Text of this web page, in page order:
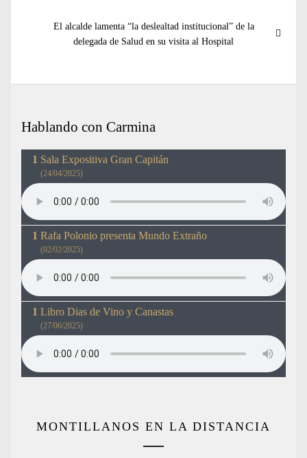
Entrada
siguiente:
El alcalde lamenta “la deslealtad institucional” de la
delegada de Salud en su visita al Hospital
Hablando con Carmina
Sala Expositiva Gran Capitán
(24/04/2025)
Rafa Polonio presenta Mundo Extraño
(02/02/2025)
Libro Dias de Vino y Canastas
(27/06/2025)
MONTILLANOS EN LA DISTANCIA